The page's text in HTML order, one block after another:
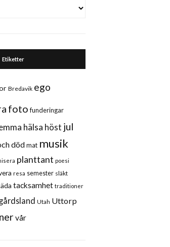
Etiketter
Bredavik ego
foto funderingar
hälsa höst jul
död mat musik
planttant poesi
resa semester släkt
tacksamhet traditioner
Utah Uttorp
vår